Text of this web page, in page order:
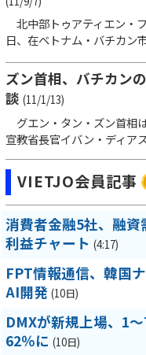
北中部トゥアティエン・
日、在ベトナム・バチカン
ズン首相、バチカン
談 (11/1/13)
グエン・タン・ズン首相
宣教省長官イバン・ディア
VIETJO会員記事
消費者金融5社、融
利益チャート (4:17)
FPT情報通信、韓国
AI開発 (10日)
DMXが新規上場、1
62％に (10日)